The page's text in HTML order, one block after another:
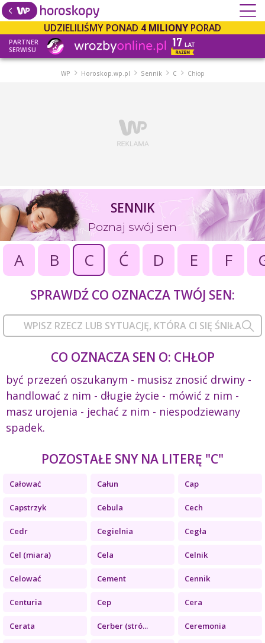
UDZIELILIŚMY PONAD 4 MILIONY PORAD
PARTNER
SERWISU
WP Horoskop.wp.pl Sennik C Chłop
SENNIK
Poznaj swój sen
A B C Ć D E F
SPRAWDŹ CO OZNACZA TWÓJ SEN:
CO OZNACZA SEN O: CHŁOP
być przezeń oszukanym - musisz znosić drwiny -
handlować z nim - długie życie - mówić z nim -
masz urojenia - jechać z nim - niespodziewany
spadek.
POZOSTAŁE SNY NA LITERĘ "C"
Całować Całun Cap
Capstrzyk Cebula Cech
Cedr Cegielnia Cegła
Cel (miara) Cela Celnik
Celować Cement Cennik
Centuria Cep Cera
Cerata Cerber (stró... Ceremonia